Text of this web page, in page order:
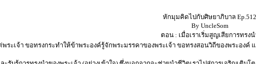
หักมุมคิดไปกับศิษยาภิบาล Ep.512
By UncleSom
ตอน : เมื่อเราเริ่มสูญเสียการทรงน
พระเจ้า ขอทรงกระทำให้ข้าพระองค์รู้จักพระมรรคาของพระเจ้า ขอทรงสอนวิถีของพระอง